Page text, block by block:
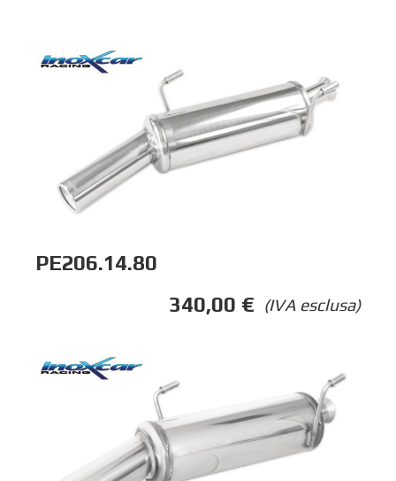
PE206.14.80
(IVA esclusa)
340,00 €